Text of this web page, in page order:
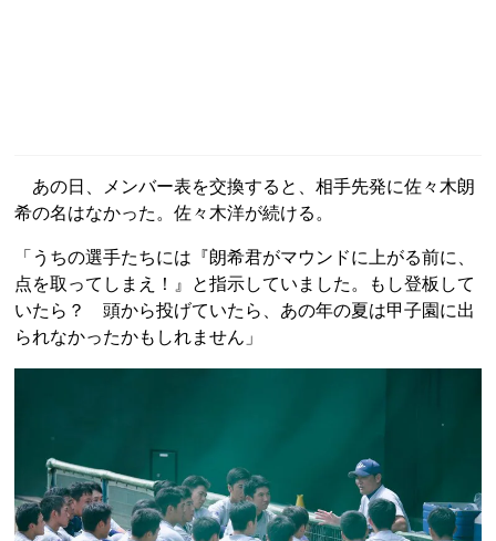
あの日、メンバー表を交換すると、相手先発に佐々木朗
希の名はなかった。佐々木洋が続ける。
「うちの選手たちには『朗希君がマウンドに上がる前に、
点を取ってしまえ！』と指示していました。もし登板して
いたら？ 頭から投げていたら、あの年の夏は甲子園に出
られなかったかもしれません」